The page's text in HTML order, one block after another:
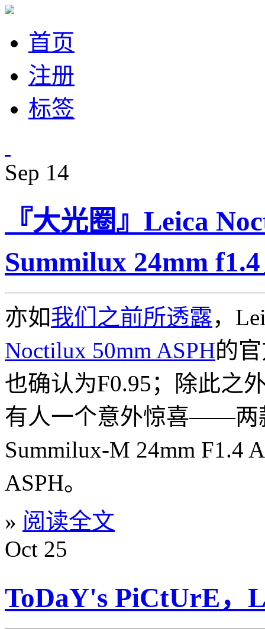
首页
注册
标签
Sep 14
『大光圈』Leica
Summilux 24mm
亦如我们之前所透露，
Noctilux 50mm ASPH的
也确认为F0.95；除此之
有人一个意外惊喜——
Summilux-M 24mm F1.4
ASPH。
» 阅读全文
Oct 25
ToDaY's PiCtUrE，